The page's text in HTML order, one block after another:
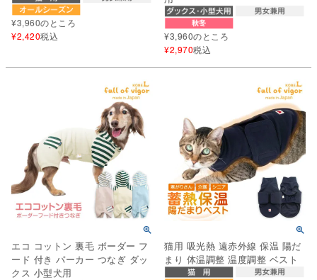
¥3,960のところ
¥2,420税込 ¥3,960のところ
¥2,970税込
エコ コットン 裏毛 ボーダー フ
ード 付き パーカー つなぎ ダッ
クス 小型犬用
猫用 吸光熱 遠赤外線 保温 陽だ
まり 体温調整 温度調整 ベスト